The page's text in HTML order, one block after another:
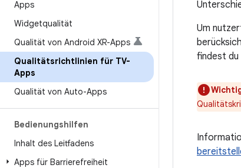
Apps
Widgetqualität
Qualität von Android XR-Apps
Qualitätsrichtlinien für TV-
Apps
Qualität von Auto-Apps
Bedienungshilfen
Inhalt des Leitfadens
Apps für Barrierefreiheit
Um
findest